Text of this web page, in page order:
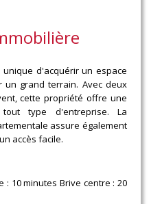
d'acquérir un espace
un grand terrain. Avec deux
cette propriété offre une
type d'entreprise. La
assure également
accès facile.
: 10 minutes Brive centre : 20